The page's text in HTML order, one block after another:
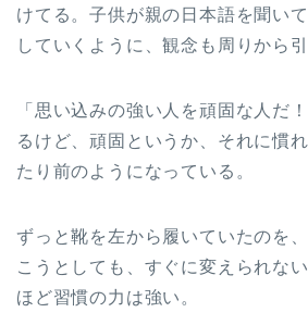
けてる。子供が親の日本語を聞い
していくように、観念も周りから
「思い込みの強い人を頑固な人だ
るけど、頑固というか、それに慣
たり前のようになっている。
ずっと靴を左から履いていたのを
こうとしても、すぐに変えられな
ほど習慣の力は強い。